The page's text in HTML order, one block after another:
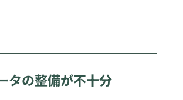
タの整備が不十分